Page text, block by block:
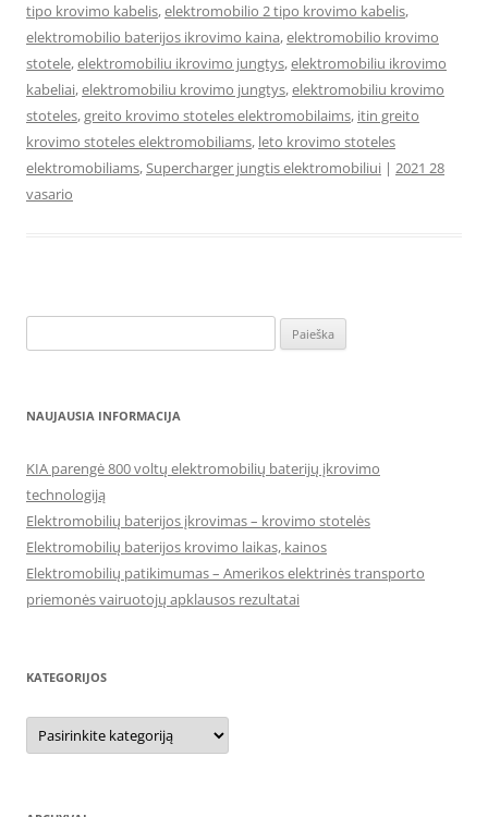
tipo krovimo kabelis,elektromobilio 2 tipo krovimo kabelis,
elektromobilio baterijos ikrovimo kaina,elektromobilio krovimo
stotele,elektromobiliu ikrovimo jungtys,elektromobiliu ikrovimo
kabeliai,elektromobiliu krovimo jungtys,elektromobiliu krovimo
stoteles,greito krovimo stoteles elektromobilaims, itin greito
krovimo stoteles elektromobiliams, leto krovimo stoteles
elektromobiliams,Supercharger jungtis elektromobiliui | 2021 28
vasario
NAUJAUSIA INFORMACIJA
KIA parengė 800 voltų elektromobilių baterijų įkrovimo
technologiją
Elektromobilių baterijos įkrovimas – krovimo stotelės
Elektromobilių baterijos krovimo laikas, kainos
Elektromobilių patikimumas – Amerikos elektrinės transporto
priemonės vairuotojų apklausos rezultatai
KATEGORIJOS
Kategorijos